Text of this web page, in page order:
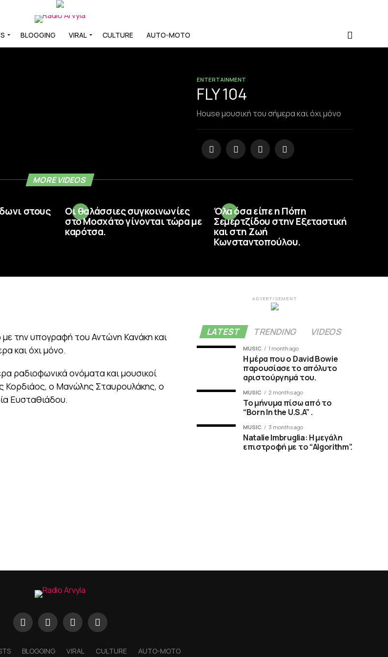
BLOGGING VIRAL CULTURE AUTO-MOTO
ENTERTAINMENT
FLY 104
House μουσική του σήμερα και όχι μόνο
MORE VIDEOS
στους
Οι θαλάσσιες συγκοινωνίες
στο Μοσχάτο γίνονται τώρα με
καρότσα.
Όλα όσα είπε η Πόπη
Σεμερτζίδου στην Εξεταστική
και στη Ζωή
Κωνσταντοπούλου.
την υπογραφή του Αντώνη Κανάκη και
και όχι μόνο.
ραδιοφωνικά ονόματα και μουσικοί
Κορδιάος, ο Μανώλης Σταυρουλάκης, ο
Ευσταθιάδου.
ADVERTISEMENT
LATEST TRENDING VIDEOS
MUSIC 1 month ago
Η μέρα που ο David Bowie
παρουσίασε το απόλυτο
αριστούργημά του.
MUSIC 2 months ago
Το μήνυμα πίσω από το
“Born In the U.S.A” .
MUSIC 3 months ago
Natalie Imbruglia: Η μεγάλη
επιστροφή με το “Algorithm”.
BLOGGING VIRAL CULTURE AUTO-MOTO